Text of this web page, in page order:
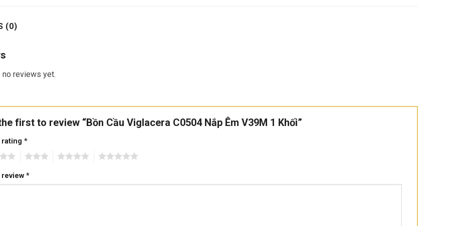
(0)
no reviews yet.
first to review “Bồn Cầu Viglacera C0504 Nắp Êm V39M 1 Khối”
rating *
review *